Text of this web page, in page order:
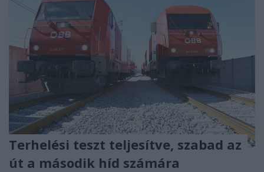
Terhelési teszt teljesítve, szabad az
út a második híd számára